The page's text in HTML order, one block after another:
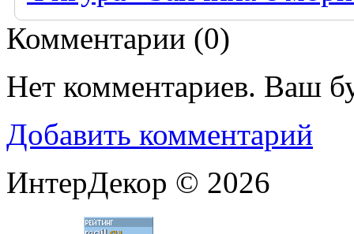
Комментарии (0)
Нет комментариев. Ваш
Добавить комментарий
ИнтерДекор © 2026